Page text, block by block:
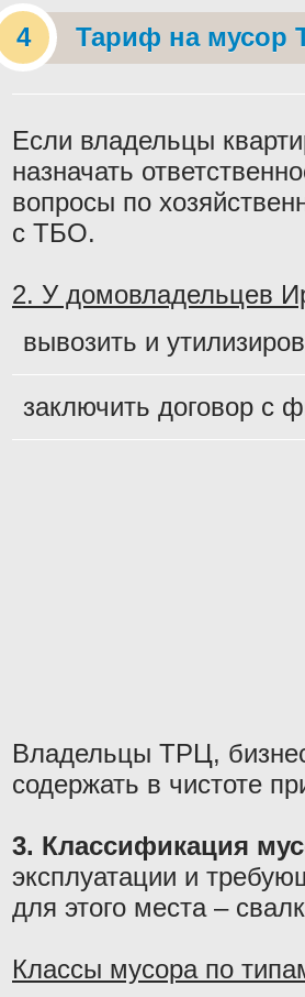
Тариф на мусор
Если владельцы
назначать
вопросы по
с ТБО.
2. У домовладельцев
вывозить и
заключить договор с
Владельцы ТРЦ,
содержать в чистоте
3. Классификация
эксплуатации и
для этого места –
Классы мусора по